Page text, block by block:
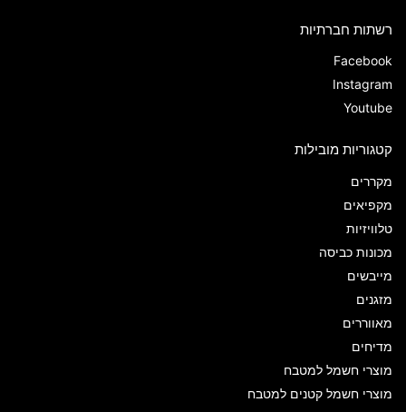
רשתות חברתיות
Facebook
Instagram
Youtube
קטגוריות מובילות
מקררים
מקפיאים
טלוויזיות
מכונות כביסה
מייבשים
מזגנים
מאווררים
מדיחים
מוצרי חשמל למטבח
מוצרי חשמל קטנים למטבח